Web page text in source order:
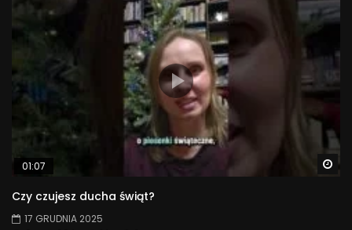
01:07
Czy czujesz ducha świąt?
17 GRUDNIA 2025